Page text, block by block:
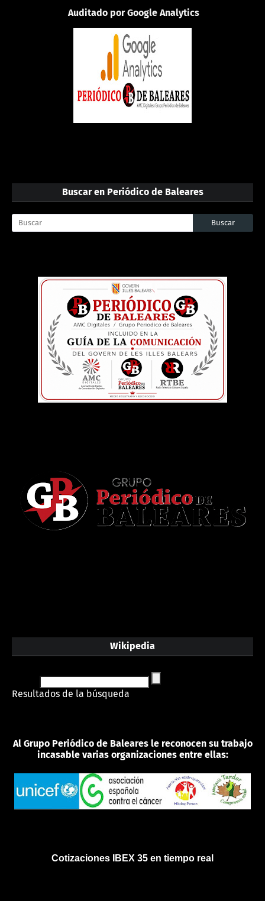
Auditado por Google Analytics
Buscar en Periódico de Baleares
Wikipedia
Resultados de la búsqueda
Al Grupo Periódico de Baleares le reconocen su trabajo
incasable varias organizaciones entre ellas:
Cotizaciones IBEX 35 en tiempo real